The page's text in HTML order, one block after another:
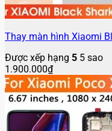
Thay màn hình Xiaomi
Được xếp hạng 5 5 sao
1.900.000₫